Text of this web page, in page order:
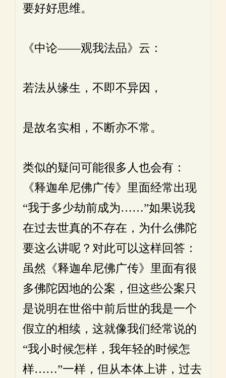
要好好思维。
《中论——观我法品》云：
若法从缘生，不即不异因，
是故名实相，不断亦不常。
类似的疑问可能很多人也会有：
《释迦牟尼佛广传》里面经常出现
“我于多少劫前成为……”如果说我
在过去世真的不存在，为什么佛陀
要这么讲呢？对此可以这样回答：
虽然《释迦牟尼佛广传》里面有很
多佛陀因地的公案，但这些公案只
是说明在世俗中前后世的我是一个
假立的相续，这就像我们经常说的
“我小时候怎样，我年轻的时候怎
样……”一样，但从本体上讲，过去